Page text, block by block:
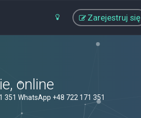
Zarejestruj się
online
351 WhatsApp +48 722 171 351